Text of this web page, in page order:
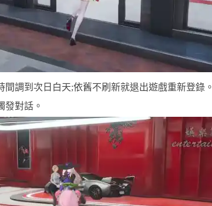
間調到次日白天;依舊不刷新就退出遊戲重新登錄。
發對話。